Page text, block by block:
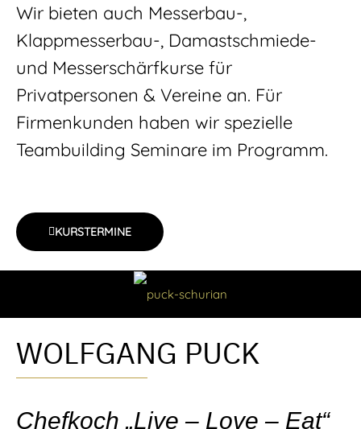
Wir bieten auch Messerbau-,
Klappmesserbau-, Damastschmiede-
und Messerschärfkurse für
Privatpersonen & Vereine an. Für
Firmenkunden haben wir spezielle
Teambuilding Seminare im Programm.
KURSTERMINE
WOLFGANG PUCK
Chefkoch „Live – Love – Eat“